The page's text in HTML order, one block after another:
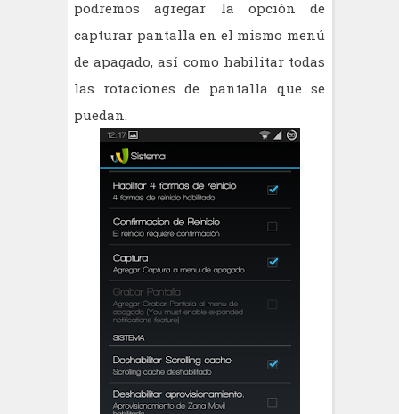
podremos agregar la opción de
capturar pantalla en el mismo menú
de apagado, así como habilitar todas
las rotaciones de pantalla que se
puedan.